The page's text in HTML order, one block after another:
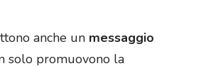
anche un messaggio
solo promuovono la